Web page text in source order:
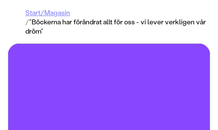
Start/Magasin
/”Böckerna har förändrat allt för oss - vi lever verkligen vår
dröm”